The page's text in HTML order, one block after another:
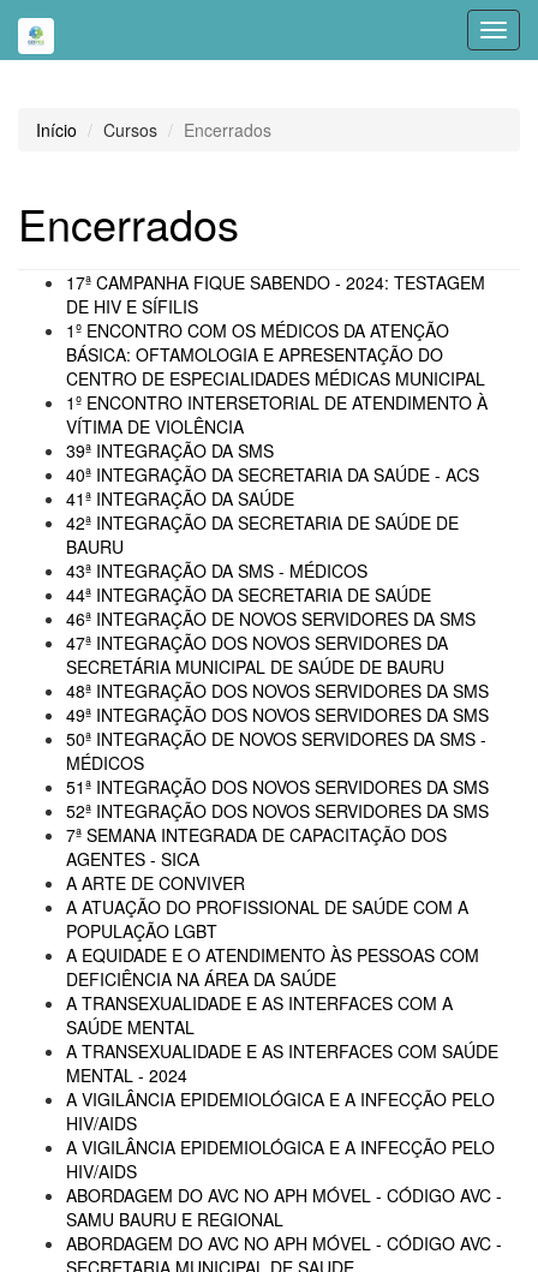
Início Cursos Encerrados
Encerrados
17ª CAMPANHA FIQUE SABENDO - 2024: TESTAGEM
DE HIV E SÍFILIS
1º ENCONTRO COM OS MÉDICOS DA ATENÇÃO
BÁSICA: OFTAMOLOGIA E APRESENTAÇÃO DO
CENTRO DE ESPECIALIDADES MÉDICAS MUNICIPAL
1º ENCONTRO INTERSETORIAL DE ATENDIMENTO À
VÍTIMA DE VIOLÊNCIA
39ª INTEGRAÇÃO DA SMS
40ª INTEGRAÇÃO DA SECRETARIA DA SAÚDE - ACS
41ª INTEGRAÇÃO DA SAÚDE
42ª INTEGRAÇÃO DA SECRETARIA DE SAÚDE DE
BAURU
43ª INTEGRAÇÃO DA SMS - MÉDICOS
44ª INTEGRAÇÃO DA SECRETARIA DE SAÚDE
46ª INTEGRAÇÃO DE NOVOS SERVIDORES DA SMS
47ª INTEGRAÇÃO DOS NOVOS SERVIDORES DA
SECRETÁRIA MUNICIPAL DE SAÚDE DE BAURU
48ª INTEGRAÇÃO DOS NOVOS SERVIDORES DA SMS
49ª INTEGRAÇÃO DOS NOVOS SERVIDORES DA SMS
50ª INTEGRAÇÃO DE NOVOS SERVIDORES DA SMS -
MÉDICOS
51ª INTEGRAÇÃO DOS NOVOS SERVIDORES DA SMS
52ª INTEGRAÇÃO DOS NOVOS SERVIDORES DA SMS
7ª SEMANA INTEGRADA DE CAPACITAÇÃO DOS
AGENTES - SICA
A ARTE DE CONVIVER
A ATUAÇÃO DO PROFISSIONAL DE SAÚDE COM A
POPULAÇÃO LGBT
A EQUIDADE E O ATENDIMENTO ÀS PESSOAS COM
DEFICIÊNCIA NA ÁREA DA SAÚDE
A TRANSEXUALIDADE E AS INTERFACES COM A
SAÚDE MENTAL
A TRANSEXUALIDADE E AS INTERFACES COM SAÚDE
MENTAL - 2024
A VIGILÂNCIA EPIDEMIOLÓGICA E A INFECÇÃO PELO
HIV/AIDS
A VIGILÂNCIA EPIDEMIOLÓGICA E A INFECÇÃO PELO
HIV/AIDS
ABORDAGEM DO AVC NO APH MÓVEL - CÓDIGO AVC -
SAMU BAURU E REGIONAL
ABORDAGEM DO AVC NO APH MÓVEL - CÓDIGO AVC -
SECRETARIA MUNICIPAL DE SAUDE